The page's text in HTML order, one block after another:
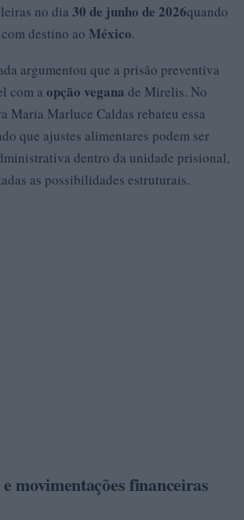
no dia 30 de junho de 2026quando
destino ao México.
argumentou que a prisão preventiva
com a opção vegana de Mirelis. No
Maria Marluce Caldas rebateu essa
que ajustes alimentares podem ser
dentro da unidade prisional,
as possibilidades estruturais.
movimentações financeiras